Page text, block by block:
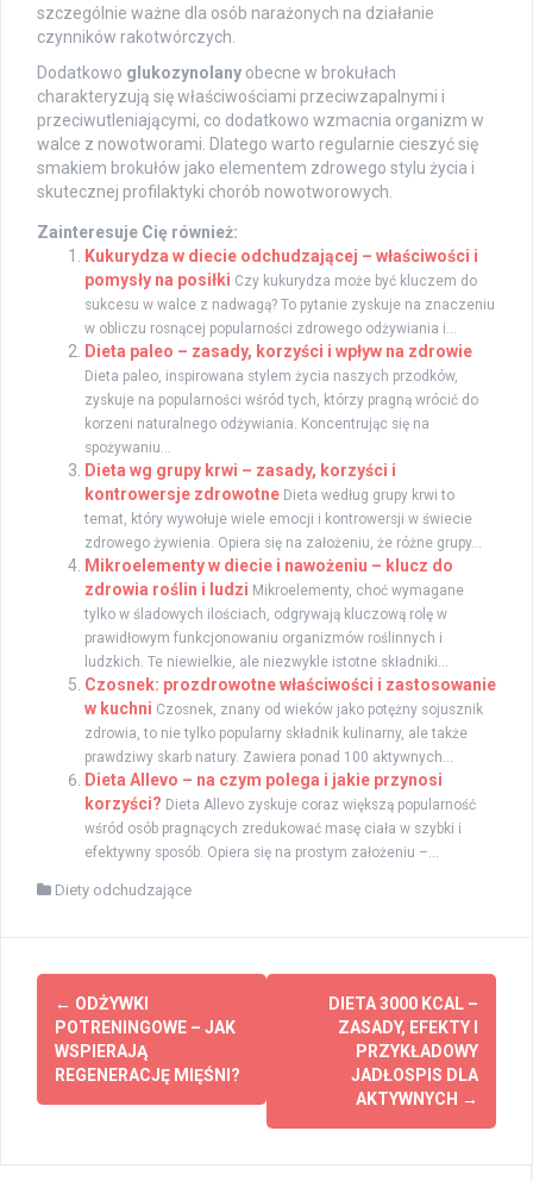
szczególnie ważne dla osób narażonych na działanie
czynników rakotwórczych.
Dodatkowo glukozynolany obecne w brokułach
charakteryzują się właściwościami przeciwzapalnymi i
przeciwutleniającymi, co dodatkowo wzmacnia organizm w
walce z nowotworami. Dlatego warto regularnie cieszyć się
smakiem brokułów jako elementem zdrowego stylu życia i
skutecznej profilaktyki chorób nowotworowych.
Zainteresuje Cię również:
Kukurydza w diecie odchudzającej – właściwości i
pomysły na posiłki Czy kukurydza może być kluczem do
sukcesu w walce z nadwagą? To pytanie zyskuje na znaczeniu
w obliczu rosnącej popularności zdrowego odżywiania i...
Dieta paleo – zasady, korzyści i wpływ na zdrowie
Dieta paleo, inspirowana stylem życia naszych przodków,
zyskuje na popularności wśród tych, którzy pragną wrócić do
korzeni naturalnego odżywiania. Koncentrując się na
spożywaniu...
Dieta wg grupy krwi – zasady, korzyści i
kontrowersje zdrowotne Dieta według grupy krwi to
temat, który wywołuje wiele emocji i kontrowersji w świecie
zdrowego żywienia. Opiera się na założeniu, że różne grupy...
Mikroelementy w diecie i nawożeniu – klucz do
zdrowia roślin i ludzi Mikroelementy, choć wymagane
tylko w śladowych ilościach, odgrywają kluczową rolę w
prawidłowym funkcjonowaniu organizmów roślinnych i
ludzkich. Te niewielkie, ale niezwykle istotne składniki...
Czosnek: prozdrowotne właściwości i zastosowanie
w kuchni Czosnek, znany od wieków jako potężny sojusznik
zdrowia, to nie tylko popularny składnik kulinarny, ale także
prawdziwy skarb natury. Zawiera ponad 100 aktywnych...
Dieta Allevo – na czym polega i jakie przynosi
korzyści? Dieta Allevo zyskuje coraz większą popularność
wśród osób pragnących zredukować masę ciała w szybki i
efektywny sposób. Opiera się na prostym założeniu –...
Diety odchudzające
Zobacz
wpisy
← ODŻYWKI
POTRENINGOWE – JAK
WSPIERAJĄ
REGENERACJĘ MIĘŚNI?
DIETA 3000 KCAL –
ZASADY, EFEKTY I
PRZYKŁADOWY
JADŁOSPIS DLA
AKTYWNYCH →